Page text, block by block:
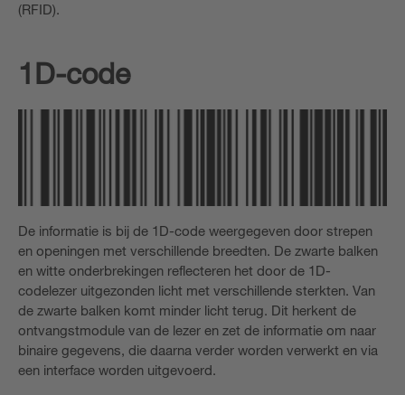
(RFID).
1D-code
De informatie is bij de 1D-code weergegeven door strepen
en openingen met verschillende breedten. De zwarte balken
en witte onderbrekingen reflecteren het door de 1D-
codelezer uitgezonden licht met verschillende sterkten. Van
de zwarte balken komt minder licht terug. Dit herkent de
ontvangstmodule van de lezer en zet de informatie om naar
binaire gegevens, die daarna verder worden verwerkt en via
een interface worden uitgevoerd.